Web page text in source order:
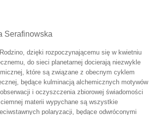
Serafinowska
dzięki rozpoczynającemu się w kwietniu
do sieci planetarnej docierają niezwykle
które są związane z obecnym cyklem
będące kulminacją alchemicznych motywów
i oczyszczenia zbiorowej świadomości
materii wypychane są wszystkie
polaryzacji, będące odwróconymi